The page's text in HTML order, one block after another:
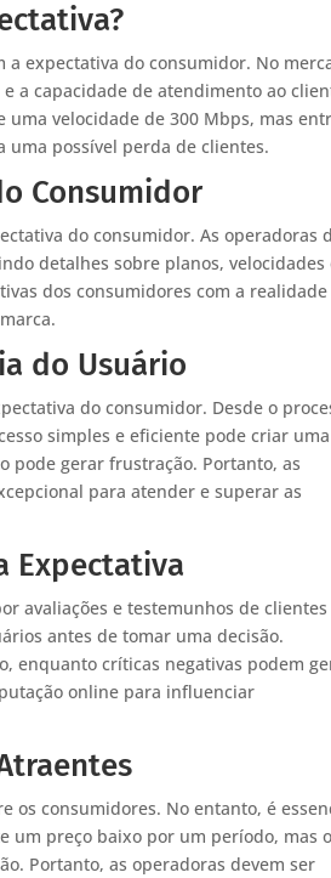
expectativa do consumidor. No
a capacidade de atendimento ao
velocidade de 300 Mbps, mas
uma possível perda de clientes.
Consumidor
do consumidor. As operadoras
detalhes sobre planos, velocidades
dos consumidores com a
do Usuário
do consumidor. Desde o
simples e eficiente pode criar uma
pode gerar frustração. Portanto, as
para atender e superar as
Expectativa
avaliações e testemunhos de clientes
antes de tomar uma decisão.
enquanto críticas negativas podem
online para influenciar
os consumidores. No entanto, é
um preço baixo por um período, mas o
Portanto, as operadoras devem ser